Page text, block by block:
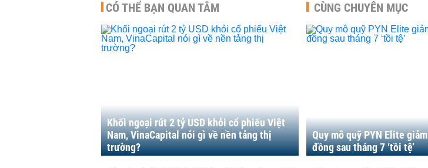
CÓ THỂ BẠN QUAN TÂM
Khối ngoại rút 2 tỷ USD khỏi cổ phiếu Việt
Nam, VinaCapital nói gì về nền tảng thị
trường?
CÙNG CHUYÊN MỤC
Quy mô quỹ PYN Elite
đồng sau tháng 7 ‘tồi tệ’